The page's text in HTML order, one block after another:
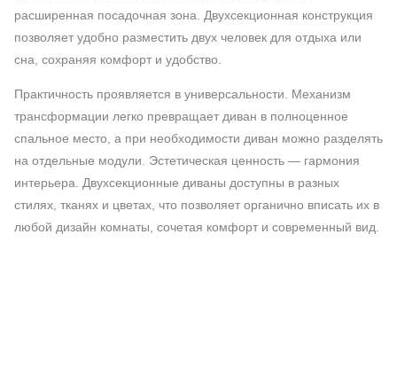
расширенная посадочная зона. Двухсекционная конструкция
позволяет удобно разместить двух человек для отдыха или
сна, сохраняя комфорт и удобство.
Практичность проявляется в универсальности. Механизм
трансформации легко превращает диван в полноценное
спальное место, а при необходимости диван можно разделять
на отдельные модули. Эстетическая ценность — гармония
интерьера. Двухсекционные диваны доступны в разных
стилях, тканях и цветах, что позволяет органично вписать их в
любой дизайн комнаты, сочетая комфорт и современный вид.